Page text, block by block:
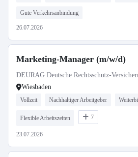
Gute Verkehrsanbindung
26.07.2026
Marketing-Manager (m/w/d)
DEURAG Deutsche Rechtsschutz-
Wiesbaden
Vollzeit Nachhaltiger Arbeitgeber
Flexible Arbeitszeiten 7
23.07.2026